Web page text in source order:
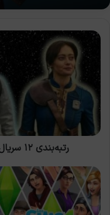
رتبه‌بندی
سریال
علمی-
تخیلی
برتر
تمام
دوران
رتبه‌بندی ۱۲ سریال علمی-تخیلی برتر تمام دوران
حداقل
سیستم
مورد
نیاز